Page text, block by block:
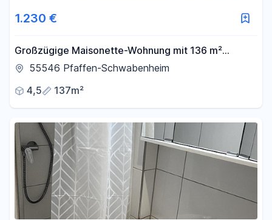
1.230 €
Großzügige Maisonette-Wohnung mit 136 m²
Wohnfläche, Kamin, Balkon und Innenhof
55546 Pfaffen-Schwabenheim
4,5
137m²